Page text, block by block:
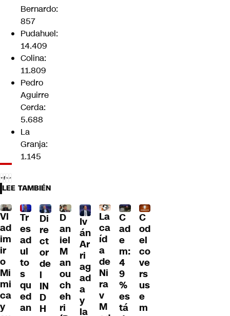
Bernardo:
857
Pudahuel:
14.409
Colina:
11.809
Pedro
Aguirre
Cerda:
5.688
La
Granja:
1.145
LEE TAMBIÉN
Vl
ad
im
ir
o
Mi
mi
ca
y
Tr
es
ad
ul
to
s
qu
ed
an
Di
re
ct
or
de
l
IN
D
H
D
an
iel
M
an
ou
ch
eh
ri
Iv
án
Ar
ri
ag
ad
a
y
la
La
ca
íd
a
de
Ni
ra
v
M
C
ad
e
m:
4
9
%
es
tá
C
od
el
co
ve
rs
us
e
m